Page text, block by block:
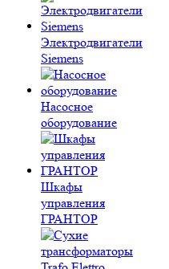
Электродвигатели
Siemens
Насосное
оборудование
Шкафы
управления
ГРАНТОР